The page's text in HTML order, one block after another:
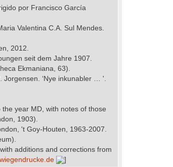
por Francisco García
Valentina C.A. Sul Mendes.
2012.
seit dem Jahre 1907.
Ekmaniana, 63).
Jorgensen. ‘Nye inkunabler … '.
year MD, with notes of those
1903).
't Goy-Houten, 1963-2007.
additions and corrections from
]